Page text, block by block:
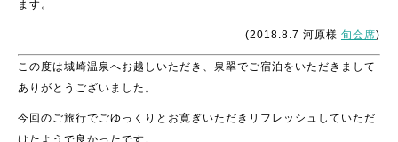
ます。
(2018.8.7 河原様 旬会席)
この度は城崎温泉へお越しいただき、泉翠でご宿泊をいただきまして
ありがとうございました。
今回のご旅行でごゆっくりとお寛ぎいただきリフレッシュしていただ
けたようで良かったです。